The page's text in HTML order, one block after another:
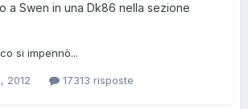
a Swen in una Dk86 nella sezione
si impennò...
2012 17313 risposte